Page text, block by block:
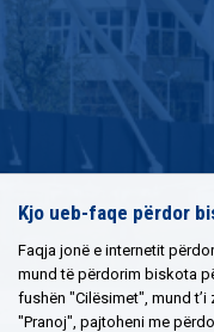
Kjo ueb-faqe përdor
Faqja jonë e internetit
mund të përdorim biskota
fushën "Cilësimet", mund
"Pranoj", pajtoheni me